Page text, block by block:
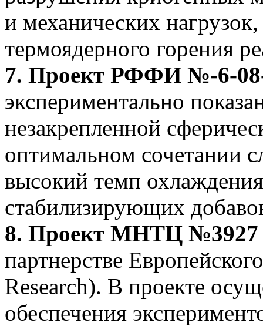
и механических
термоядерного горения
7. Проект РФФИ №-6-08-
экспериментально
незакрепленной
оптимальном сочетании
высокий темп
стабилизирующих
8. Проект МНТЦ №3927
партнерстве
Research). В проекте
обеспечения